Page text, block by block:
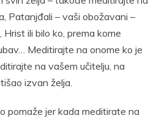
Patanjđali – vaši obožavani –
ili bilo ko, prema kome
Meditirajte na onome ko je
na vašem učitelju, na
izvan želja.
pomaže jer kada meditirate na